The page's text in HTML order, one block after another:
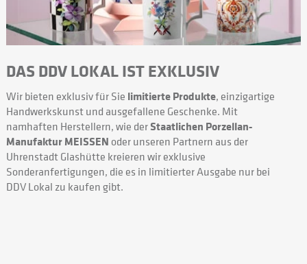
DAS DDV LOKAL IST EXKLUSIV
Wir bieten exklusiv für Sie limitierte Produkte, einzigartige
Handwerkskunst und ausgefallene Geschenke. Mit
namhaften Herstellern, wie derStaatlichen Porzellan-
Manufaktur MEISSEN oder unseren Partnern aus der
Uhrenstadt Glashütte kreieren wir exklusive
Sonderanfertigungen, die es in limitierter Ausgabe nur bei
DDV Lokal zu kaufen gibt.